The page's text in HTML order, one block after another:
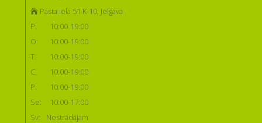
Pasta iela 51 K-10, Jelgava
P:
10:00-19:00
O:
10:00-19:00
T:
10:00-19:00
C:
10:00-19:00
P:
10:00-19:00
Se:
10:00-17:00
Sv:
Nestrādājam